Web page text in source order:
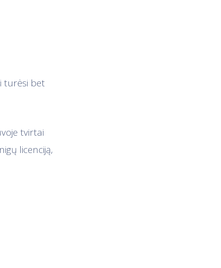
turėsi bet
tvirtai
licenciją,